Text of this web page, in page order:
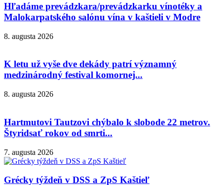
Hľadáme prevádzkara/prevádzkarku vínotéky a
Malokarpatského salónu vína v kaštieli v Modre
8. augusta 2026
K letu už vyše dve dekády patrí významný
medzinárodný festival komornej...
8. augusta 2026
Hartmutovi Tautzovi chýbalo k slobode 22 metrov.
Štyridsať rokov od smrti...
7. augusta 2026
Grécky týždeň v DSS a ZpS Kaštieľ